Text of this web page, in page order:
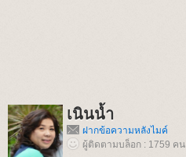
เนินน้ำ
ฝากข้อความหลังไมค์
ผู้ติดตามบล็อก : 1759 คน